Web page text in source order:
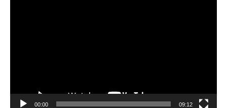
00:00 09:12